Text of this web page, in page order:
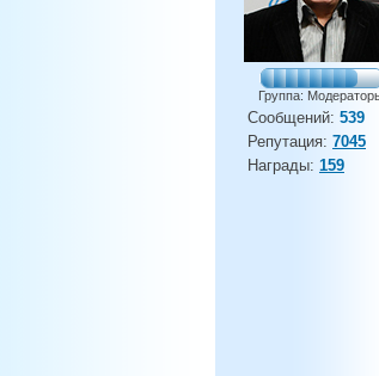
Группа:
Сообщений: 539
Репутация: 7045
Награды: 159